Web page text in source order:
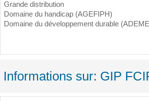
Grande distribution
Domaine du handicap (AGEFIPH)
Domaine du développement durable
Informations sur: GIP